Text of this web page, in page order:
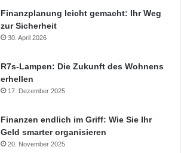
Finanzplanung leicht gemacht: Ihr Weg
zur Sicherheit
30. April 2026
R7s-Lampen: Die Zukunft des Wohnens
erhellen
17. Dezember 2025
Finanzen endlich im Griff: Wie Sie Ihr
Geld smarter organisieren
20. November 2025